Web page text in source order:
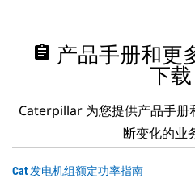
assignment 产品手册和更
下载
Caterpillar 为您提供产品手册
断变化的业
Cat 发电机组额定功率指南